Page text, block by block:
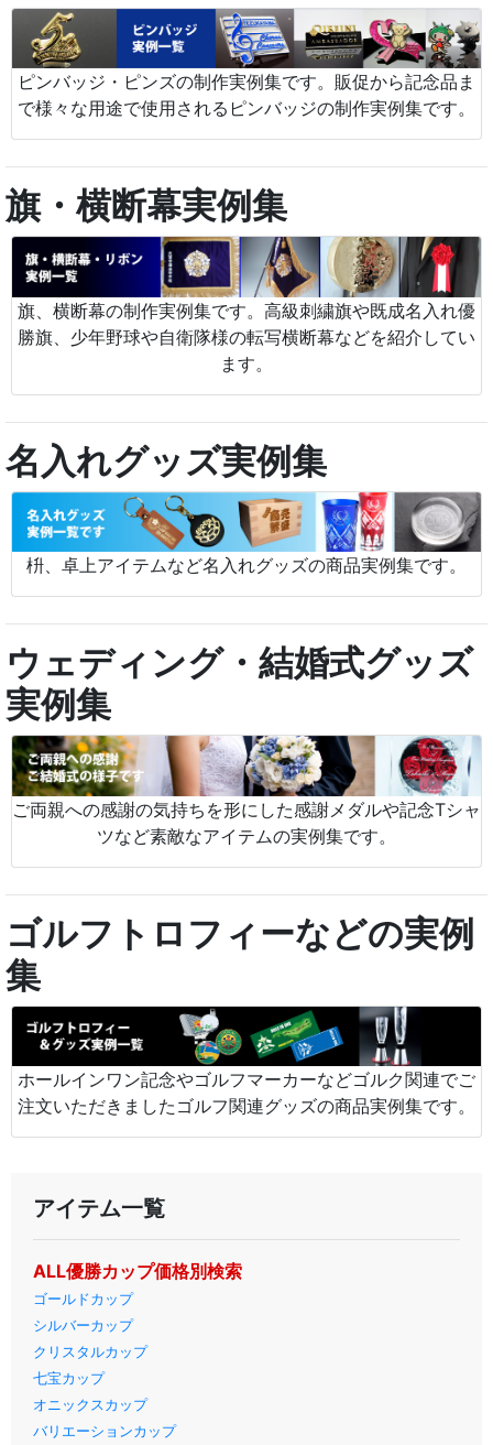
ピンバッジ・ピンズの制作実例集です。販促から記念品ま
で様々な用途で使用されるピンバッジの制作実例集です。
旗・横断幕実例集
旗、横断幕の制作実例集です。高級刺繍旗や既成名入れ優
勝旗、少年野球や自衛隊様の転写横断幕などを紹介してい
ます。
名入れグッズ実例集
枡、卓上アイテムなど名入れグッズの商品実例集です。
ウェディング・結婚式グッズ
実例集
ご両親への感謝の気持ちを形にした感謝メダルや記念Tシャ
ツなど素敵なアイテムの実例集です。
ゴルフトロフィーなどの実例
集
ホールインワン記念やゴルフマーカーなどゴルク関連でご
注文いただきましたゴルフ関連グッズの商品実例集です。
アイテム一覧
ALL優勝カップ価格別検索
ゴールドカップ
シルバーカップ
クリスタルカップ
七宝カップ
オニックスカップ
バリエーションカップ